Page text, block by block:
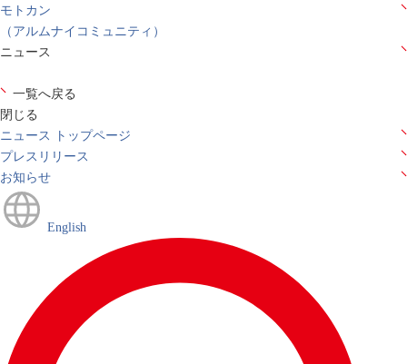
モトカン
（アルムナイコミュニティ）
ニュース
一覧へ戻る
閉じる
ニュース トップページ
プレスリリース
お知らせ
English